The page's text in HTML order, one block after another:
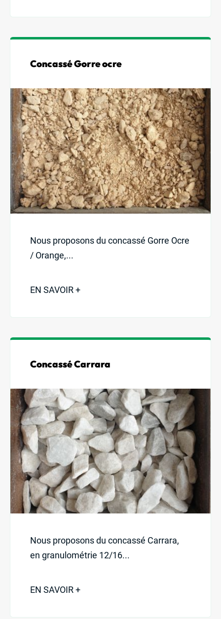
Concassé Gorre ocre
Nous proposons du concassé Gorre Ocre
/ Orange,...
EN SAVOIR +
Concassé Carrara
Nous proposons du concassé Carrara,
en granulométrie 12/16...
EN SAVOIR +